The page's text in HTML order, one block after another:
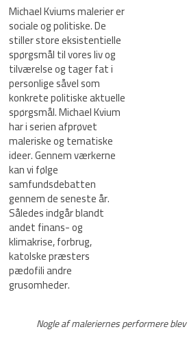
Michael Kviums malerier er
sociale og politiske. De
stiller store eksistentielle
spørgsmål til vores liv og
tilværelse og tager fat i
personlige såvel som
konkrete politiske aktuelle
spørgsmål. Michael Kvium
har i serien afprøvet
maleriske og tematiske
ideer. Gennem værkerne
kan vi følge
samfundsdebatten
gennem de seneste år.
Således indgår blandt
andet finans- og
klimakrise, forbrug,
katolske præsters
pædofili andre
grusomheder.
Nogle af maleriernes performere